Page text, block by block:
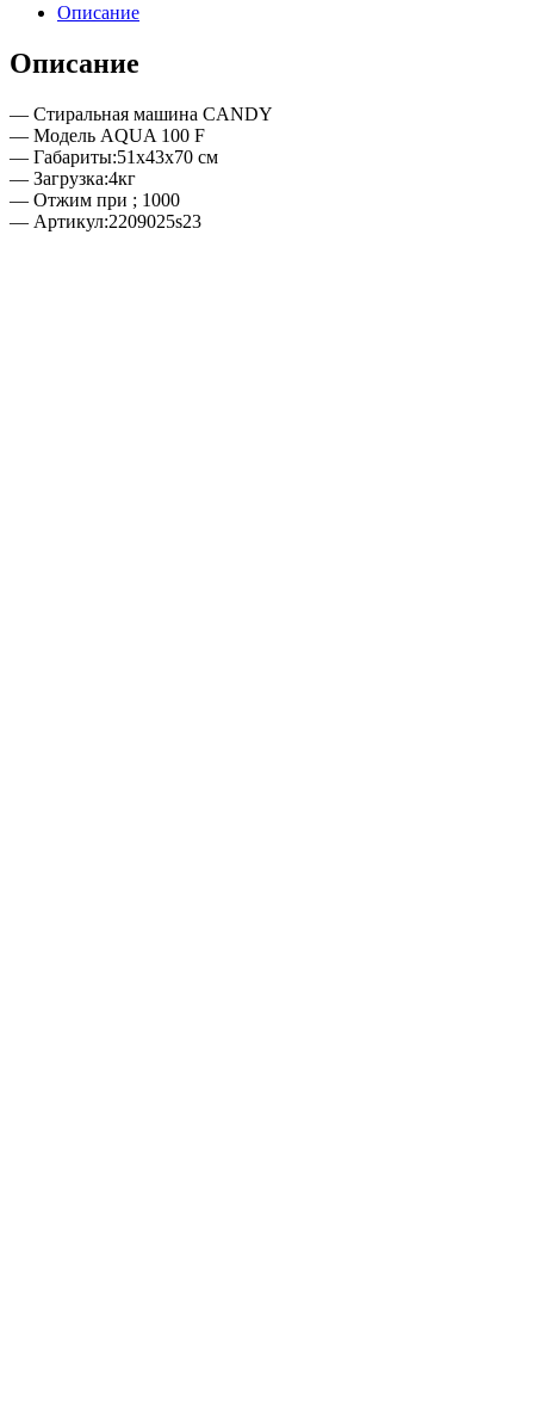
Описание
Описание
— Стиральная машина CANDY
— Модель AQUA 100 F
— Габариты:51x43x70 см
— Загрузка:4кг
— Отжим при ; 1000
— Артикул:2209025s23